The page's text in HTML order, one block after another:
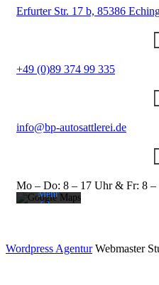
Erfurter Str. 17 b, 85386
+49 (0)89 374 99 335
info@bp-autosattlerei.de
Mo – Do: 8 – 17 Uhr & Fr: 8 –
Karte
akzeptieren
Google.
Mehr
erfahren
laden
Wordpress AgenturWebmaster